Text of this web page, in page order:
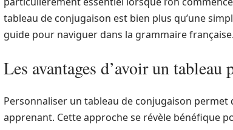
tableau de conjugaison est bien plus qu’une
guide pour naviguer dans la grammaire française.
Les avantages d’avoir un tableau
Personnaliser un tableau de conjugaison permet
apprenant. Cette approche se révèle bénéfique